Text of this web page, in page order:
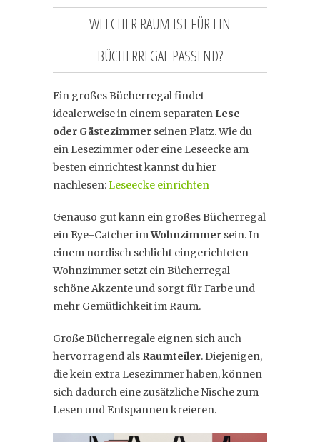
WELCHER RAUM IST FÜR EIN
BÜCHERREGAL PASSEND?
Ein großes Bücherregal findet
idealerweise in einem separaten Lese-
oder Gästezimmer seinen Platz. Wie du
ein Lesezimmer oder eine Leseecke am
besten einrichtest kannst du hier
nachlesen:Leseecke einrichten
Genauso gut kann ein großes Bücherregal
ein Eye-Catcher imWohnzimmer sein. In
einem nordisch schlicht eingerichteten
Wohnzimmer setzt ein Bücherregal
schöne Akzente und sorgt für Farbe und
mehr Gemütlichkeit im Raum.
Große Bücherregale eignen sich auch
hervorragend als Raumteiler. Diejenigen,
die kein extra Lesezimmer haben, können
sich dadurch eine zusätzliche Nische zum
Lesen und Entspannen kreieren.